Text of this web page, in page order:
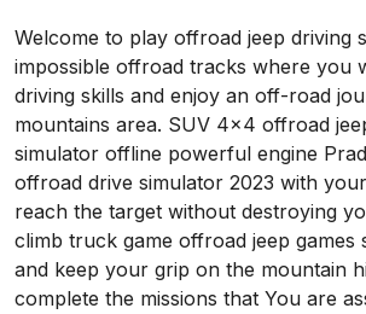
Welcome to play offroad jeep driving
impossible offroad tracks where you
driving skills and enjoy an off-road
mountains area. SUV 4x4 offroad
simulator offline powerful engine
offroad drive simulator 2023 with
reach the target without destroying
climb truck game offroad jeep games
and keep your grip on the mountain
complete the missions that You are